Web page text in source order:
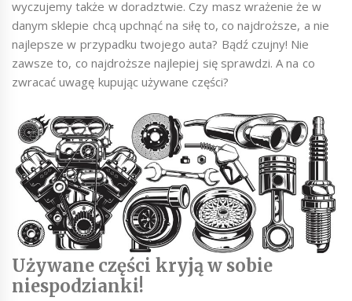
wyczujemy także w doradztwie. Czy masz wrażenie że w
danym sklepie chcą upchnąć na siłę to, co najdroższe, a nie
najlepsze w przypadku twojego auta? Bądź czujny! Nie
zawsze to, co najdroższe najlepiej się sprawdzi. A na co
zwracać uwagę kupując używane części?
Używane części kryją w sobie
niespodzianki!